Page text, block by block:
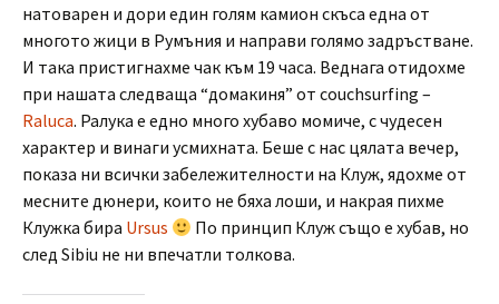
натоварен и дори един голям камион скъса една от
многото жици в Румъния и направи голямо задръстване.
И така пристигнахме чак към 19 часа. Веднага отидохме
при нашата следваща “домакиня” от couchsurfing –
Raluca. Ралука е едно много хубаво момиче, с чудесен
характер и винаги усмихната. Беше с нас цялата вечер,
показа ни всички забележителности на Клуж, ядохме от
месните дюнери, които не бяха лоши, и накрая пихме
Клужка бира Ursus
По принцип Клуж също е хубав, но
след Sibiu не ни впечатли толкова.